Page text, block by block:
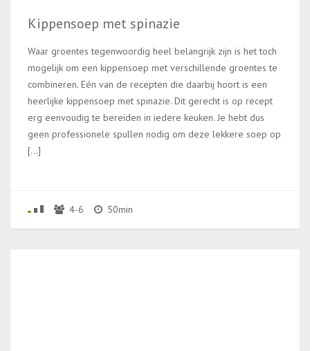
Kippensoep met spinazie
Waar groentes tegenwoordig heel belangrijk zijn is het toch
mogelijk om een kippensoep met verschillende groentes te
combineren. Eén van de recepten die daarbij hoort is een
heerlijke kippensoep met spinazie. Dit gerecht is op recept
erg eenvoudig te bereiden in iedere keuken. Je hebt dus
geen professionele spullen nodig om deze lekkere soep op
[…]
4-6 50min